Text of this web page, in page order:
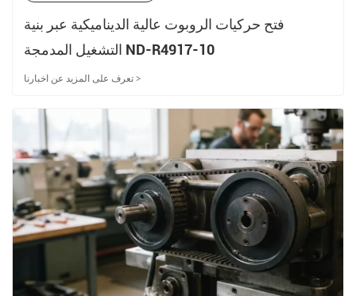
فتح حركيات الروبوت عالية الديناميكية عبر بنية
التشغيل المدمجة ND-R4917-10
تعرف على المزيد عن اخبارنا >